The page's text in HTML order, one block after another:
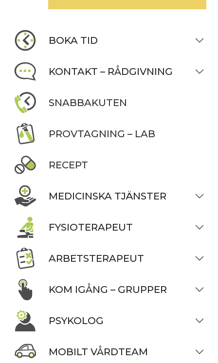
BOKA TID
KONTAKT – RÅDGIVNING
SNABBAKUTEN
PROVTAGNING – LAB
RECEPT
MEDICINSKA TJÄNSTER
FYSIOTERAPEUT
ARBETSTERAPEUT
KOM IGÅNG – GRUPPER
PSYKOLOG
MOBILT VÅRDTEAM